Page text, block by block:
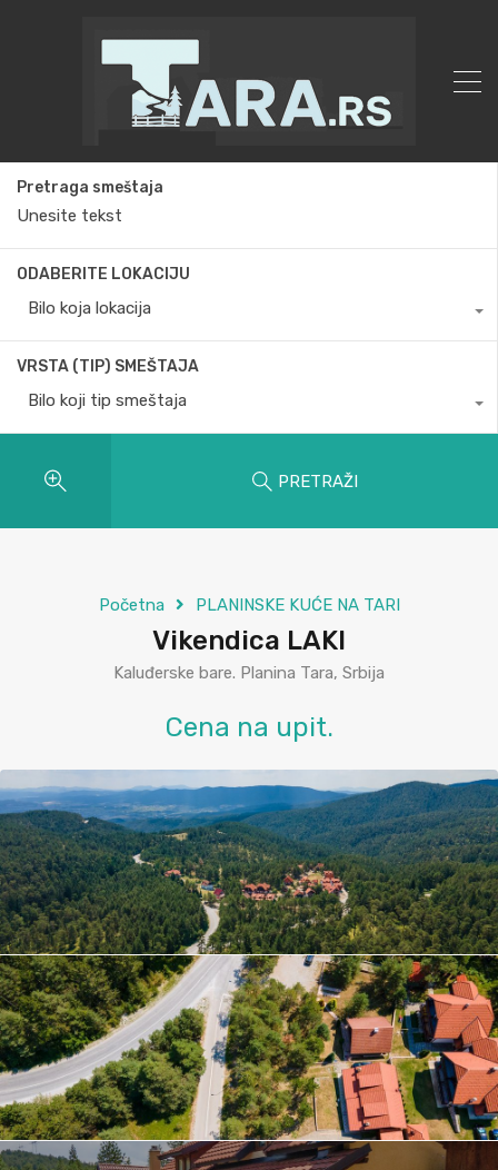
Pretraga smeštaja
ODABERITE LOKACIJU
Bilo koja lokacija
VRSTA (TIP) SMEŠTAJA
Bilo koji tip smeštaja
PRETRAŽI
Početna PLANINSKE KUĆE NA TARI
Vikendica LAKI
Kaluđerske bare. Planina Tara, Srbija
Cena na upit.